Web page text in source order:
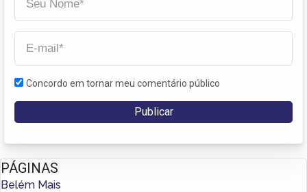
Concordo em tornar meu comentário público
PÁGINAS
Belém Mais